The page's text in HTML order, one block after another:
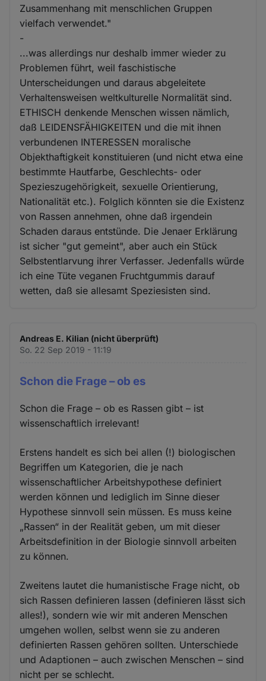
Zusammenhang mit menschlichen Gruppen
vielfach verwendet."
-
...was allerdings nur deshalb immer wieder zu
Problemen führt, weil faschistische
Unterscheidungen und daraus abgeleitete
Verhaltensweisen weltkulturelle Normalität sind.
ETHISCH denkende Menschen wissen nämlich,
daß LEIDENSFÄHIGKEITEN und die mit ihnen
verbundenen INTERESSEN moralische
Objekthaftigkeit konstituieren (und nicht etwa eine
bestimmte Hautfarbe, Geschlechts- oder
Spezieszugehörigkeit, sexuelle Orientierung,
Nationalität etc.). Folglich könnten sie die Existenz
von Rassen annehmen, ohne daß irgendein
Schaden daraus entstünde. Die Jenaer Erklärung
ist sicher "gut gemeint", aber auch ein Stück
Selbstentlarvung ihrer Verfasser. Jedenfalls würde
ich eine Tüte veganen Fruchtgummis darauf
wetten, daß sie allesamt Speziesisten sind.
Andreas E. Kilian (nicht überprüft)
So. 22 Sep 2019 - 11:19
Schon die Frage – ob es
Schon die Frage – ob es Rassen gibt – ist
wissenschaftlich irrelevant!
Erstens handelt es sich bei allen (!) biologischen
Begriffen um Kategorien, die je nach
wissenschaftlicher Arbeitshypothese definiert
werden können und lediglich im Sinne dieser
Hypothese sinnvoll sein müssen. Es muss keine
„Rassen“ in der Realität geben, um mit dieser
Arbeitsdefinition in der Biologie sinnvoll arbeiten
zu können.
Zweitens lautet die humanistische Frage nicht, ob
sich Rassen definieren lassen (definieren lässt sich
alles!), sondern wie wir mit anderen Menschen
umgehen wollen, selbst wenn sie zu anderen
definierten Rassen gehören sollten. Unterschiede
und Adaptionen – auch zwischen Menschen – sind
nicht per se schlecht.